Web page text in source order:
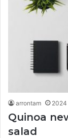
arrontam 2024
Quinoa
salad